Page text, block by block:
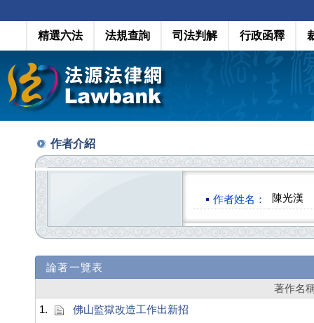
精選六法 法規查詢 司法判解 行政函釋
作者介紹
作者姓名： 陳光漢
論著一覽表
著作名
1.
佛山監獄改造工作出新招